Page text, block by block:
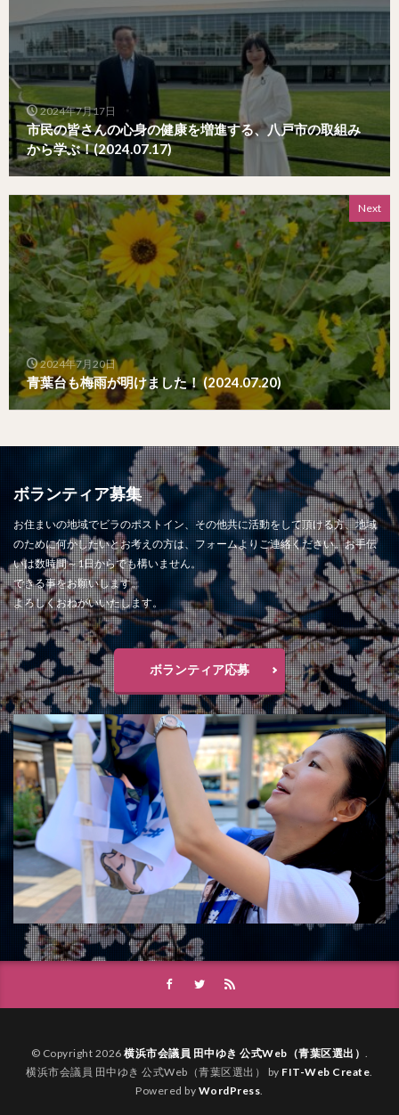
2024年7月17日
市民の皆さんの心身の健康を増進する、八戸市の取組み
から学ぶ！(2024.07.17)
Next
2024年7月20日
青葉台も梅雨が明けました！ (2024.07.20)
ボランティア募集
お住まいの地域でビラのポストイン、その他共に活動をして頂ける方、地域
のために何かしたいとお考えの方は、フォームよりご連絡ください。お手伝
いは数時間～1日からでも構いません。
できる事をお願いします。
よろしくおねがいいたします。
ボランティア応募
© Copyright 2026 横浜市会議員 田中ゆき 公式Web（青葉区選出） .
横浜市会議員 田中ゆき 公式Web（青葉区選出） by FIT-Web Create.
Powered by WordPress.